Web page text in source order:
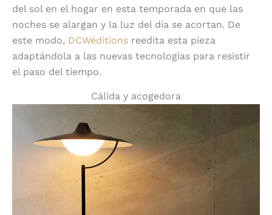
del sol en el hogar en esta temporada en que las
noches se alargan y la luz del día se acortan. De
este modo, DCWéditions reedita esta pieza
adaptándola a las nuevas tecnologías para resistir
el paso del tiempo.
Cálida y acogedora